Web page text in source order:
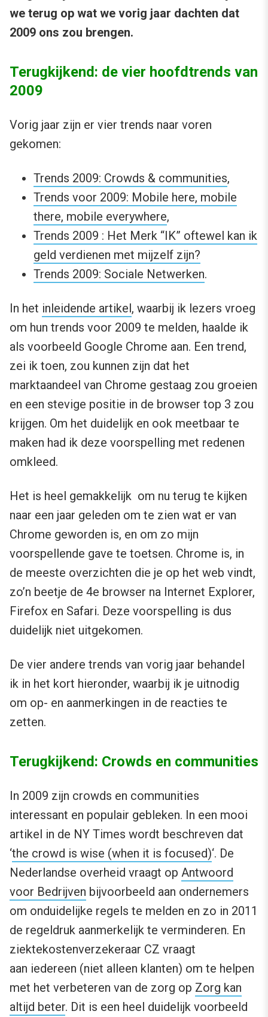
we terug op wat we vorig jaar dachten dat
2009 ons zou brengen.
Terugkijkend: de vier hoofdtrends van
2009
Vorig jaar zijn er vier trends naar voren
gekomen:
Trends 2009: Crowds & communities,
Trends voor 2009: Mobile here, mobile
there, mobile everywhere,
Trends 2009 : Het Merk “IK” oftewel kan ik
geld verdienen met mijzelf zijn?
Trends 2009: Sociale Netwerken.
In het inleidende artikel, waarbij ik lezers vroeg
om hun trends voor 2009 te melden, haalde ik
als voorbeeld Google Chrome aan. Een trend,
zei ik toen, zou kunnen zijn dat het
marktaandeel van Chrome gestaag zou groeien
en een stevige positie in de browser top 3 zou
krijgen. Om het duidelijk en ook meetbaar te
maken had ik deze voorspelling met redenen
omkleed.
Het is heel gemakkelijk om nu terug te kijken
naar een jaar geleden om te zien wat er van
Chrome geworden is, en om zo mijn
voorspellende gave te toetsen. Chrome is, in
de meeste overzichten die je op het web vindt,
zo’n beetje de 4e browser na Internet Explorer,
Firefox en Safari. Deze voorspelling is dus
duidelijk niet uitgekomen.
De vier andere trends van vorig jaar behandel
ik in het kort hieronder, waarbij ik je uitnodig
om op- en aanmerkingen in de reacties te
zetten.
Terugkijkend: Crowds en communities
In 2009 zijn crowds en communities
interessant en populair gebleken. In een mooi
artikel in de NY Times wordt beschreven dat
‘the crowd is wise (when it is focused)‘. De
Nederlandse overheid vraagt op Antwoord
voor Bedrijven bijvoorbeeld aan ondernemers
om onduidelijke regels te melden en zo in 2011
de regeldruk aanmerkelijk te verminderen. En
ziektekostenverzekeraar CZ vraagt
aan iedereen (niet alleen klanten) om te helpen
met het verbeteren van de zorg op Zorg kan
altijd beter. Dit is een heel duidelijk voorbeeld